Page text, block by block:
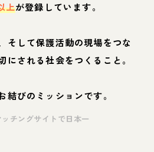
上が登録しています。
そして保護活動の現場をつな
にされる社会をつくること。
結びのミッションです。
チングサイトで日本一